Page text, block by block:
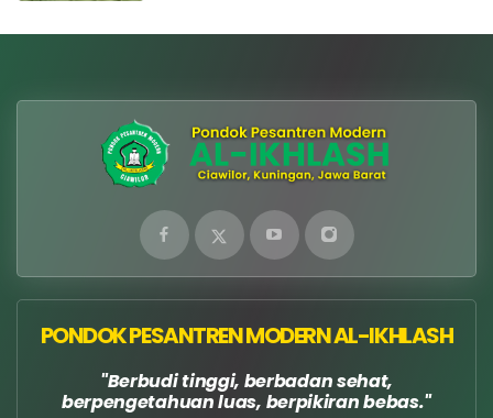
PONDOK PESANTREN MODERN AL-IKHLASH
Berbudi tinggi, berbadan sehat,
berpengetahuan luas, berpikiran bebas.